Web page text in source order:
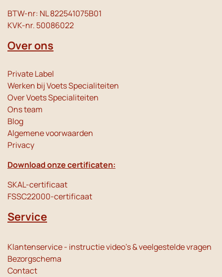
BTW-nr: NL 822541075B01
KVK-nr. 50086022
Over ons
Private Label
Werken bij Voets Specialiteiten
Over Voets Specialiteiten
Ons team
Blog
Algemene voorwaarden
Privacy
Download onze certificaten:
SKAL-certificaat
FSSC22000-certificaat
Service
Klantenservice - instructie video's & veelgestelde vragen
Bezorgschema
Contact